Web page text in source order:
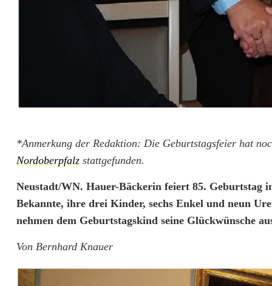
A
n
n
*Anmerkung der Redaktion: Die Geburtstagsfeier hat
Nordoberpfalz stattgefunden.
Neustadt/WN. Hauer-Bäckerin feiert 85. Geburtstag
Bekannte, ihre drei Kinder, sechs Enkel und neun
nehmen dem Geburtstagskind seine Glückwünsche
Von Bernhard Knauer